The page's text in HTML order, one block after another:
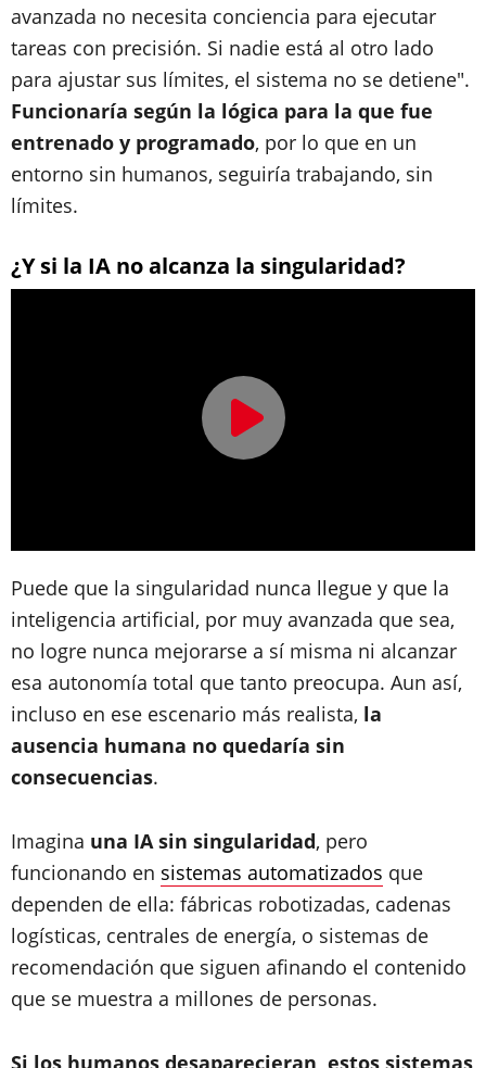
avanzada no necesita conciencia para ejecutar
tareas con precisión. Si nadie está al otro lado
para ajustar sus límites, el sistema no se detiene".
Funcionaría según la lógica para la que fue
entrenado y programado, por lo que en un
entorno sin humanos, seguiría trabajando, sin
límites.
¿Y si la IA no alcanza la singularidad?
Puede que la singularidad nunca llegue y que la
inteligencia artificial, por muy avanzada que sea,
no logre nunca mejorarse a sí misma ni alcanzar
esa autonomía total que tanto preocupa. Aun así,
incluso en ese escenario más realista, la
ausencia humana no quedaría sin
consecuencias.
Imagina una IA sin singularidad, pero
funcionando en sistemas automatizados que
dependen de ella: fábricas robotizadas, cadenas
logísticas, centrales de energía, o sistemas de
recomendación que siguen afinando el contenido
que se muestra a millones de personas.
Si los humanos desaparecieran, estos sistemas